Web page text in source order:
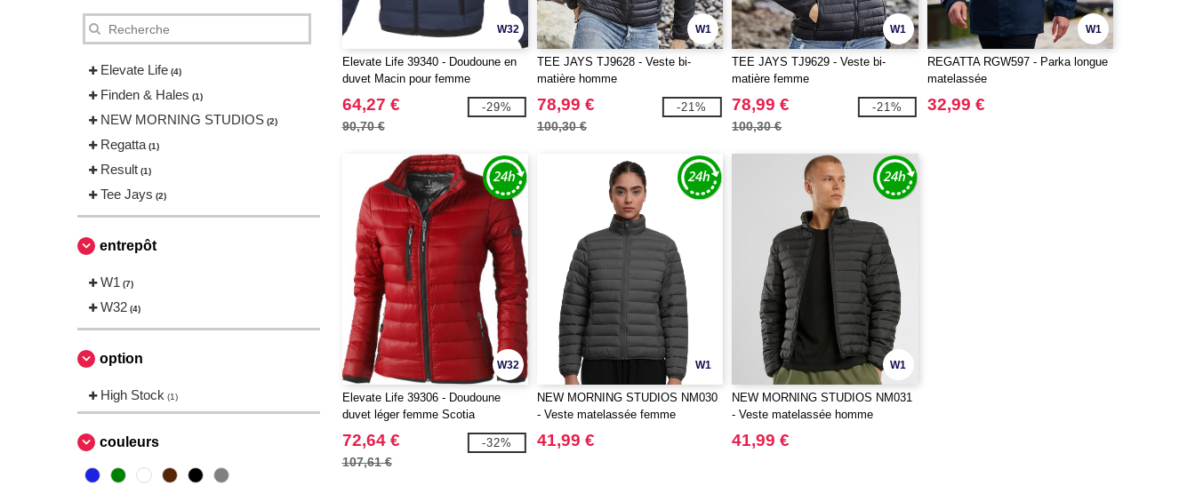
Elevate Life (4)
Finden & Hales (1)
NEW MORNING STUDIOS (2)
Regatta (1)
Result (1)
Tee Jays (2)
entrepôt
W1 (7)
W32 (4)
option
High Stock (1)
couleurs
W32
Elevate Life 39340 - Doudoune en
duvet Macin pour femme
64,27 €
90,70 €
-29%
W1
TEE JAYS TJ9628 - Veste bi-
matière homme
78,99 €
100,30 €
-21%
W1
TEE JAYS TJ9629 - Veste bi-
matière femme
78,99 €
100,30 €
-21%
W1
REGATTA RGW597 - Parka longue
matelassée
32,99 €
W32
Elevate Life 39306 - Doudoune
duvet léger femme Scotia
72,64 €
107,61 €
-32%
W1
NEW MORNING STUDIOS NM030
- Veste matelassée femme
41,99 €
W1
NEW MORNING STUDIOS NM031
- Veste matelassée homme
41,99 €